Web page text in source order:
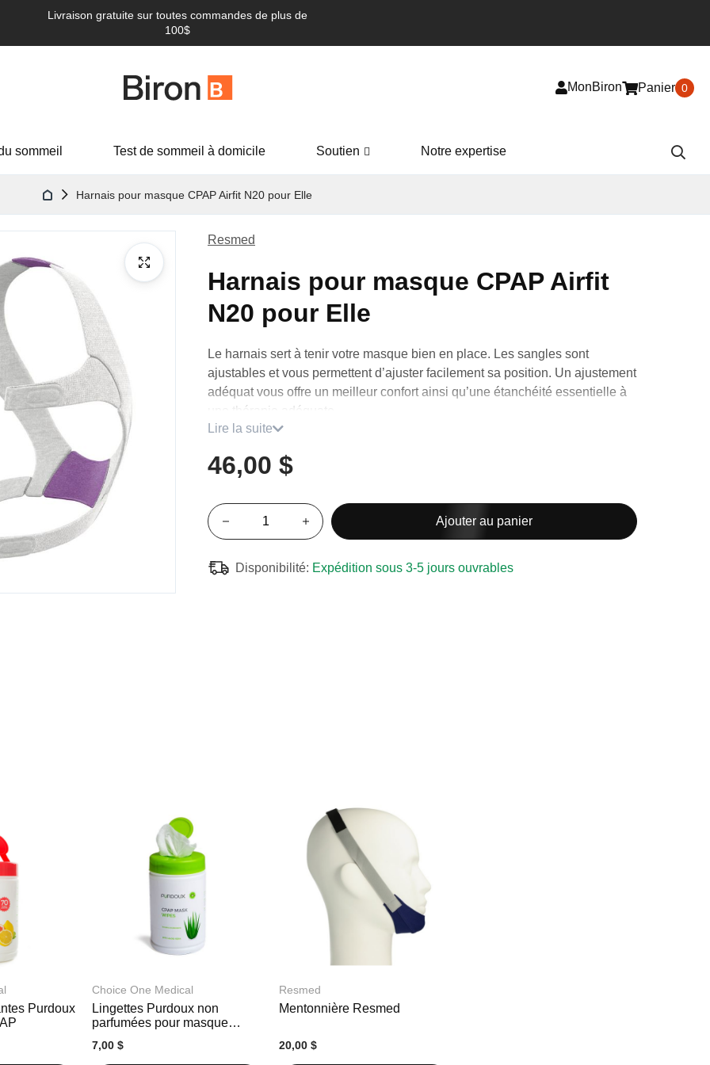
Livraison gratuite sur toutes commandes de plus de
100$
MonBiron Panier 0
sommeil Test de sommeil à domicile Soutien Notre expertise
Harnais pour masque CPAP Airfit N20 pour Elle
Resmed
Harnais pour masque CPAP Airfit
N20 pour Elle
Le harnais sert à tenir votre masque bien en place. Les sangles sont
ajustables et vous permettent d’ajuster facilement sa position. Un ajustement
adéquat vous offre un meilleur confort ainsi qu’une étanchéité essentielle à
une thérapie adéquate.
Airtouch N20 pour Elle.
Lire la suite
46,00 $
Ajouter au panier
Disponibilité: Expédition sous 3-5 jours ouvrables
Purdoux
Choice One Medical
Lingettes Purdoux non
parfumées pour masque
7,00 $
Resmed
Mentonnière Resmed
20,00 $